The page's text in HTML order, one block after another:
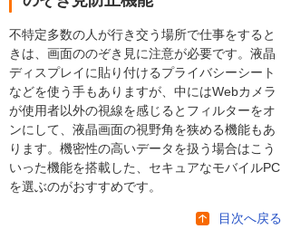
不特定多数の人が行き交う場所で仕事をすると
きは、画面ののぞき見に注意が必要です。液晶
ディスプレイに貼り付けるプライバシーシート
などを使う手もありますが、中にはWebカメラ
が使用者以外の視線を感じるとフィルターをオ
ンにして、液晶画面の視野角を狭める機能もあ
ります。機密性の高いデータを扱う場合はこう
いった機能を搭載した、セキュアなモバイルPC
を選ぶのがおすすめです。
目次へ戻る